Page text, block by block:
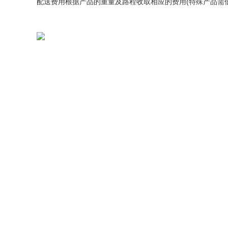
配送费用根据产品的重量及路程收取相应的费用 特殊产品需